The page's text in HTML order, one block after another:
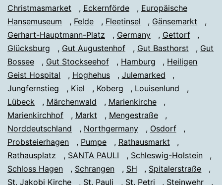
Christmasmarket
, Eckernförde , Europäische
Hansemuseum
, Felde , Fleetinsel , Gänsemarkt
,
Gerhart-Hauptmann-Platz
, Germany , Gettorf
,
Glücksburg
, Gut Augustenhof , Gut Basthorst , Gut
Bossee
, Gut Stockseehof , Hamburg , Heiligen
Geist Hospital
, Hoghehus , Julemarked
,
Jungfernstieg
, Kiel , Koberg , Louisenlund
,
Lübeck
, Märchenwald , Marienkirche
,
Marienkirchhof
, Markt , Mengestraße
,
Norddeutschland
, Northgermany , Osdorf
,
Probsteierhagen
, Pumpe , Rathausmarkt
,
Rathausplatz
, SANTA PAULI , Schleswig-Holstein
,
Schloss Hagen
, Schrangen , SH , Spitalerstraße
,
St. Jakobi Kirche
, St. Pauli , St. Petri , Steinwehr
,